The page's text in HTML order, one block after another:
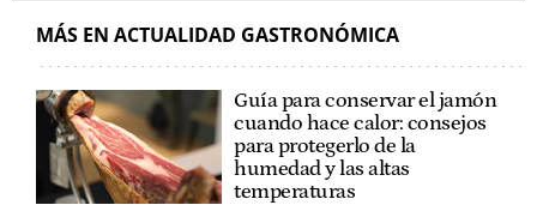
MÁS EN ACTUALIDAD GASTRONÓMICA
Guía para conservar el jamón
cuando hace calor: consejos
para protegerlo de la
humedad y las altas
temperaturas